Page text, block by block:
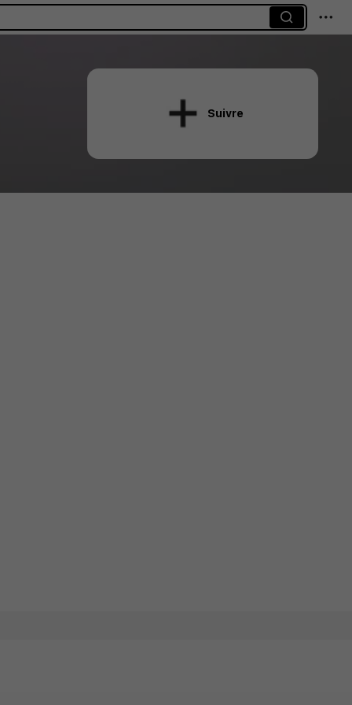
Suivre